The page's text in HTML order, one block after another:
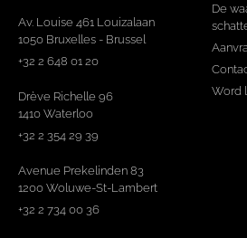
Av. Louise 461 Louizalaan
1050 Bruxelles - Brussel
+32 2 648 01 20
Drève Richelle 96
1410 Waterloo
+32 2 354 29 39
Avenue Prekelinden 83
1200 Woluwe-St-Lambert
+32 2 734 00 36
De
Word